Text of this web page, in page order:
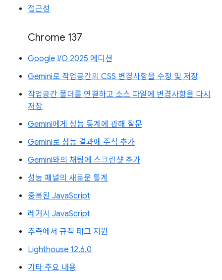
접근성
Chrome 137
Google I/O 2025 에디션
Gemini로 작업공간의 CSS 변경사항을 수정 및 저장
작업공간 폴더를 연결하고 소스 파일에 변경사항을 다시
저장
Gemini에게 성능 통계에 관해 질문
Gemini로 성능 결과에 주석 추가
Gemini와의 채팅에 스크린샷 추가
성능 패널의 새로운 통계
중복된 JavaScript
레거시 JavaScript
추측에서 규칙 태그 지원
Lighthouse 12.6.0
기타 주요 내용